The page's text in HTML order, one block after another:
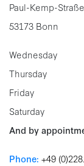
Paul-Kemp-
53173 Bonn
Wednesday
Thursday
Friday
Saturday
And by
Phone: +49